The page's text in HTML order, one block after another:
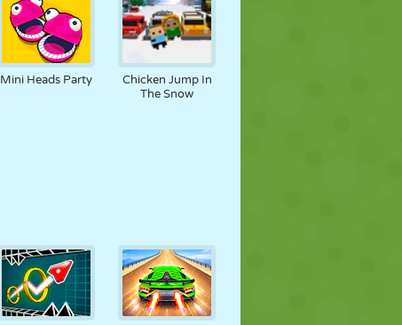
Mini Heads Party
Chicken Jump In
The Snow